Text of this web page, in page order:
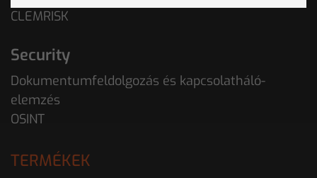
CLEMRISK
Security
Dokumentumfeldolgozás és kapcsolatháló-
elemzés
OSINT
TERMÉKEK